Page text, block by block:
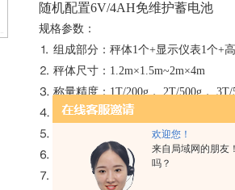
欢迎您！
来自局域网的朋友
吗？
随机配置6V/4AH免维护蓄电池
规格参数：
⒈ 组成部分：秤体1个+显示仪表1个+
⒉ 秤体尺寸：1.2m×1.5m~2m×4m
⒊ 称量精度：1T/200g， 2T/500g， 3T/
⒋ 台面尺寸：可以给客户作确定，非标
⒌ 1t以下畜牧秤台面尺寸通常为
⒍ 2t以是畜牧秤台面尺寸通常为
⒎ (台面)面板：不锈钢平面板，碳钢花